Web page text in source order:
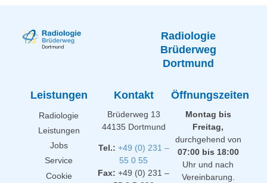
Radiologie
Brüderweg
Dortmund
Leistungen
Radiologie
Leistungen
Jobs
Service
Cookie
Kontakt
Brüderweg 13
44135 Dortmund
Tel.: +49 (0) 231 –
55 0 55
Fax: +49 (0) 231 –
Öffnungszeiten
Montag bis
Freitag,
durchgehend von
07:00 bis 18:00
Uhr und nach
Vereinbarung.